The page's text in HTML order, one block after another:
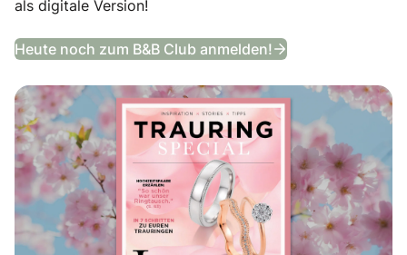
als digitale Version!
Heute noch zum B&B Club anmelden! Trauring Special